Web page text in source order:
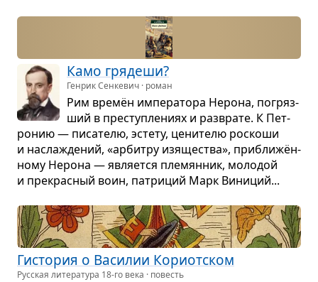
Камо гря­деши?
Генрик Сенкевич · роман
Рим времён импе­ра­тора Нерона, погряз­
ший в пре­ступ­ле­ниях и раз­врате. К Пет­
ро­нию — писа­телю, эстету, цени­телю рос­коши
и насла­жде­ний, «арбитру изя­ще­ства», при­ближён­
ному Нерона — явля­ется пле­мян­ник, моло­дой
и пре­крас­ный воин, патри­ций Марк Вини­ций...
Гисто­рия о Васи­лии Кори­от­ском
Русская литература 18-го века · повесть